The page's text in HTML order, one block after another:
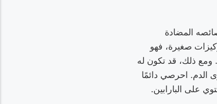
المضادة
صغيرة، فهو
ومع ذلك، قد تكون له
الدم. احرصي دائمًا
على البارابين.